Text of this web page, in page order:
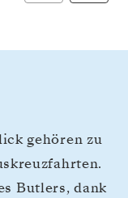
gehören zu
Butlers, dank